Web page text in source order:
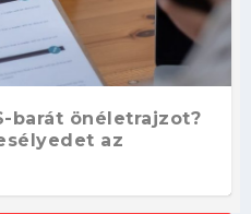
barát önéletrajzot?
az